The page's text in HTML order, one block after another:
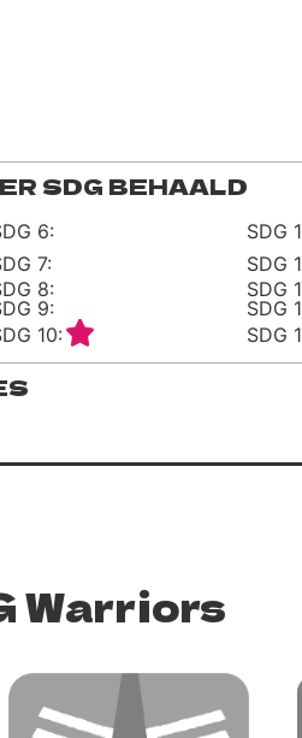
SDG BEHAALD
6: SDG
7: SDG
8:
SDG
9:
SDG
10: SDG
Warriors